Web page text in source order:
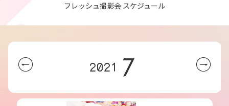
フレッシュ撮影会 スケジュール
2021 7